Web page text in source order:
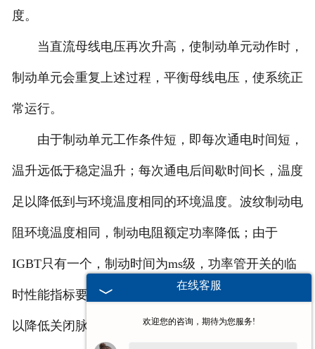
度。
当直流母线电压再次升高，使制动单元动作时，
制动单元会重复上述过程，平衡母线电压，使系统正
常运行。
由于制动单元工作条件短，即每次通电时间短，
温升远低于稳定温升；每次通电后间歇时间长，温度
足以降低到与环境温度相同的环境温度。波纹制动电
阻环境温度相同，制动电阻额定功率降低；由于
IGBT只有一个，制动时间为ms级，功率管开关的临
时性能指标要求较低，甚至要求关闭时间尽可能短，
以降低关闭脉冲电压，保护功率管；控制机制相对简
在线客服
欢迎您的咨询，期待为您服务!